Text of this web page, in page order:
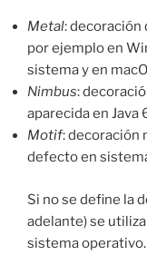
Metal: decoración
por ejemplo en
sistema y en
Nimbus:
aparecida en Java
Motif: decoración
defecto en
Si no se define la
adelante) se
sistema